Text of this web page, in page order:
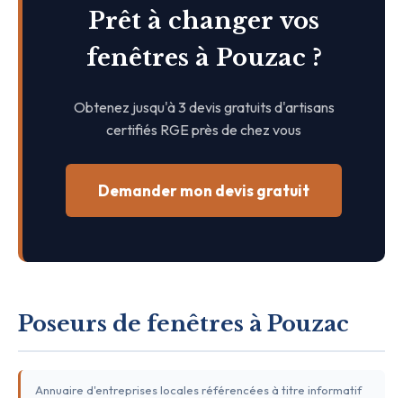
Prêt à changer vos
fenêtres à Pouzac ?
Obtenez jusqu'à 3 devis gratuits d'artisans
certifiés RGE près de chez vous
Demander mon devis gratuit
Poseurs de fenêtres à Pouzac
Annuaire d'entreprises locales référencées à titre informatif